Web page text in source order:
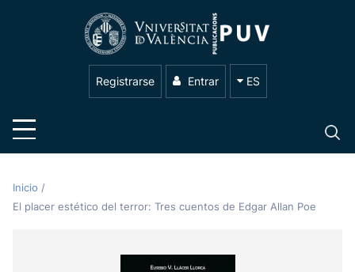
Registrarse Entrar ES
Inicio /
El placer estético del terror: Tres cuentos de Edgar Allan Poe